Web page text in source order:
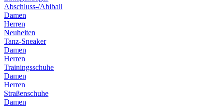
Abschluss-/Abiball
Damen
Herren
Neuheiten
Tanz-Sneaker
Damen
Herren
Trainingsschuhe
Damen
Herren
Straßenschuhe
Damen